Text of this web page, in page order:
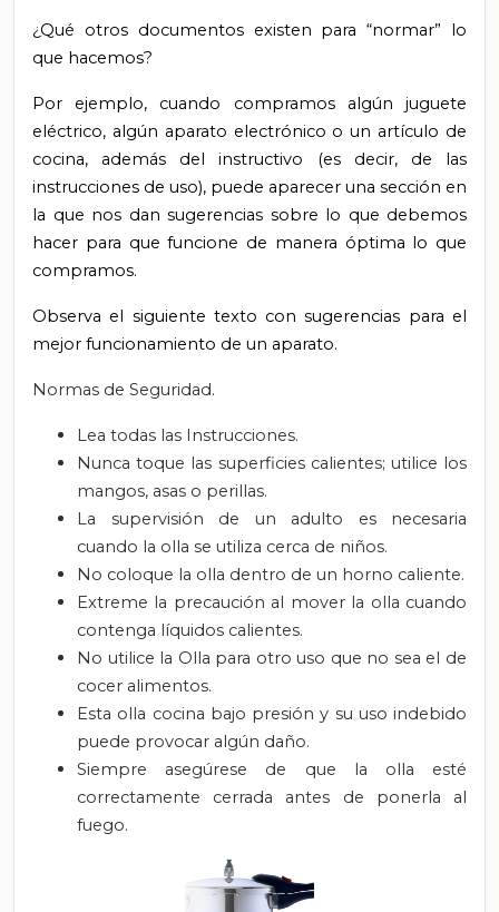
¿Qué otros documentos existen para “normar” lo
que hacemos?
Por ejemplo, cuando compramos algún juguete
eléctrico, algún aparato electrónico o un artículo de
cocina, además del instructivo (es decir, de las
instrucciones de uso), puede aparecer una sección en
la que nos dan sugerencias sobre lo que debemos
hacer para que funcione de manera óptima lo que
compramos.
Observa el siguiente texto con sugerencias para el
mejor funcionamiento de un aparato.
Normas de Seguridad.
Lea todas las Instrucciones.
Nunca toque las superficies calientes; utilice los
mangos, asas o perillas.
La supervisión de un adulto es necesaria
cuando la olla se utiliza cerca de niños.
No coloque la olla dentro de un horno caliente.
Extreme la precaución al mover la olla cuando
contenga líquidos calientes.
No utilice la Olla para otro uso que no sea el de
cocer alimentos.
Esta olla cocina bajo presión y su uso indebido
puede provocar algún daño.
Siempre asegúrese de que la olla esté
correctamente cerrada antes de ponerla al
fuego.